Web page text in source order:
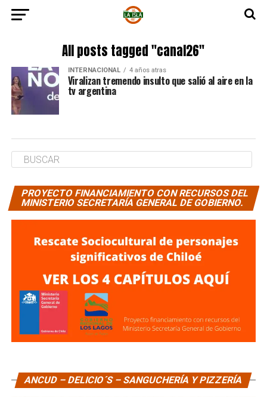
All posts tagged "canal26"
INTERNACIONAL 4 años atras
Viralizan tremendo insulto que salió al aire en la
tv argentina
PROYECTO FINANCIAMIENTO CON RECURSOS DEL
MINISTERIO SECRETARÍA GENERAL DE GOBIERNO.
ANCUD – DELICIO´S – SANGUCHERÍA Y PIZZERÍA